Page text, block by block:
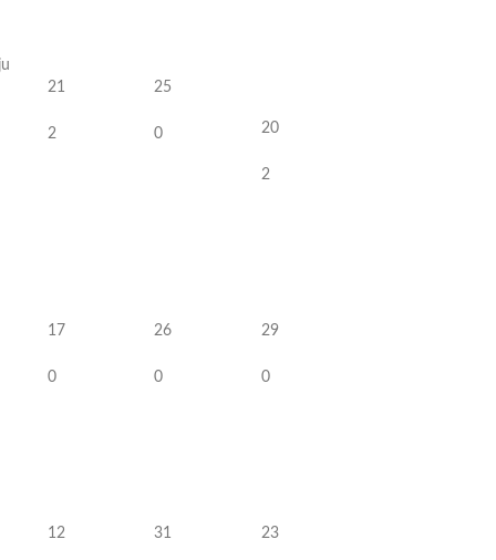
21
2
25
0 20
2
17
0
26
0
29
0
12 31 23